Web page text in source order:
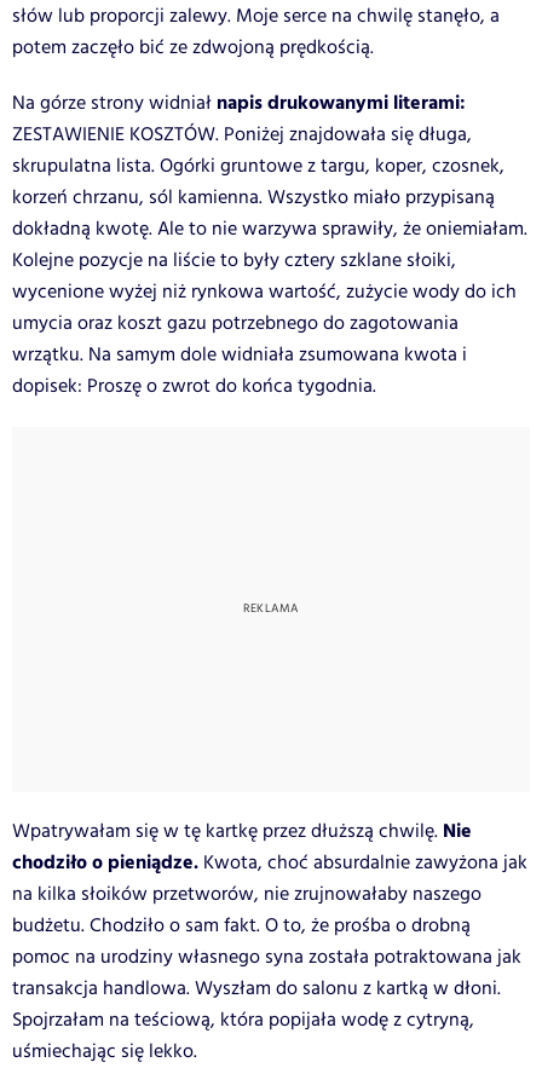
słów lub proporcji zalewy. Moje serce na chwilę stanęło, a
potem zaczęło bić ze zdwojoną prędkością.
Na górze strony widniał napis drukowanymi literami:
ZESTAWIENIE KOSZTÓW. Poniżej znajdowała się długa,
skrupulatna lista. Ogórki gruntowe z targu, koper, czosnek,
korzeń chrzanu, sól kamienna. Wszystko miało przypisaną
dokładną kwotę. Ale to nie warzywa sprawiły, że oniemiałam.
Kolejne pozycje na liście to były cztery szklane słoiki,
wycenione wyżej niż rynkowa wartość, zużycie wody do ich
umycia oraz koszt gazu potrzebnego do zagotowania
wrzątku. Na samym dole widniała zsumowana kwota i
dopisek: Proszę o zwrot do końca tygodnia.
Wpatrywałam się w tę kartkę przez dłuższą chwilę. Nie
chodziło o pieniądze. Kwota, choć absurdalnie zawyżona jak
na kilka słoików przetworów, nie zrujnowałaby naszego
budżetu. Chodziło o sam fakt. O to, że prośba o drobną
pomoc na urodziny własnego syna została potraktowana jak
transakcja handlowa. Wyszłam do salonu z kartką w dłoni.
Spojrzałam na teściową, która popijała wodę z cytryną,
uśmiechając się lekko.